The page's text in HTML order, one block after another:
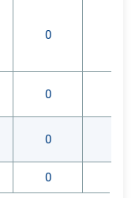
0
0
0
0